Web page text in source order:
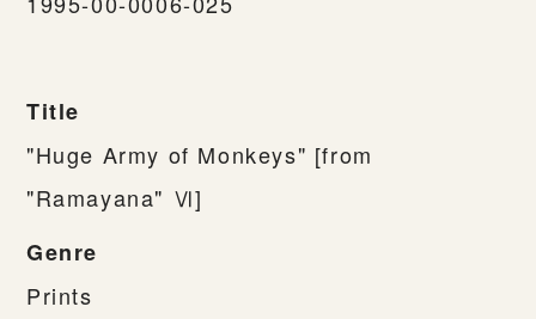
Title
"Huge Army of Monkeys" [from
"Ramayana" Ⅵ]
Genre
Prints